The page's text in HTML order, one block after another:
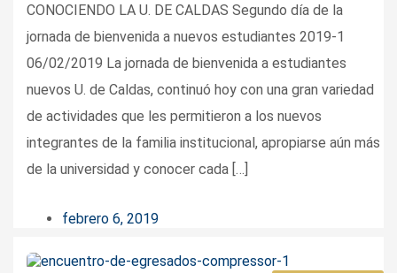
CONOCIENDO LA U. DE CALDAS Segundo día de la
jornada de bienvenida a nuevos estudiantes 2019-1
06/02/2019 La jornada de bienvenida a estudiantes
nuevos U. de Caldas, continuó hoy con una gran variedad
de actividades que les permitieron a los nuevos
integrantes de la familia institucional, apropiarse aún más
de la universidad y conocer cada […]
febrero 6, 2019